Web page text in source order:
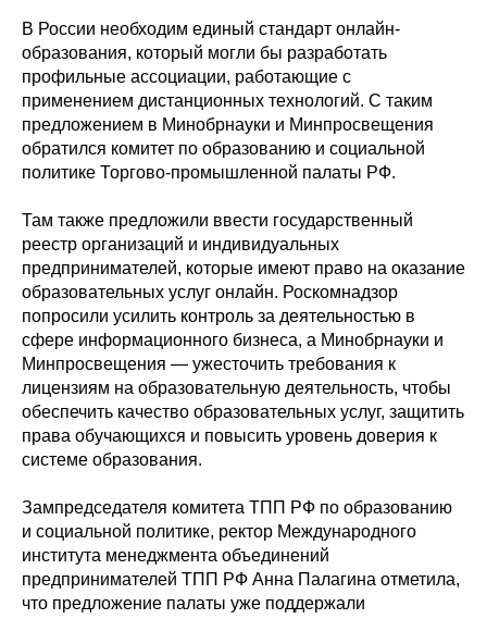
В России необходим единый стандарт онлайн-
образования, который могли бы разработать
профильные ассоциации, работающие с
применением дистанционных технологий. С таким
предложением в Минобрнауки и Минпросвещения
обратился комитет по образованию и социальной
политике Торгово-промышленной палаты РФ.
Там также предложили ввести государственный
реестр организаций и индивидуальных
предпринимателей, которые имеют право на оказание
образовательных услуг онлайн. Роскомнадзор
попросили усилить контроль за деятельностью в
сфере информационного бизнеса, а Минобрнауки и
Минпросвещения — ужесточить требования к
лицензиям на образовательную деятельность, чтобы
обеспечить качество образовательных услуг, защитить
права обучающихся и повысить уровень доверия к
системе образования.
Зампредседателя комитета ТПП РФ по образованию
и социальной политике, ректор Международного
института менеджмента объединений
предпринимателей ТПП РФ Анна Палагина отметила,
что предложение палаты уже поддержали